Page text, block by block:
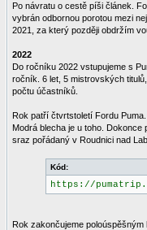
Po návratu o cestě píši článek.
vybrán odbornou porotou mezi
2021, za který později obdržím
2022
Do ročníku 2022 vstupujeme s
ročník. 6 let, 5 mistrovských
počtu účastníků.
Rok patří čtvrtstoletí Fordu
Modrá blecha je u toho.
sraz pořádaný v Roudnici nad
Kód:
https://
Rok zakončujeme